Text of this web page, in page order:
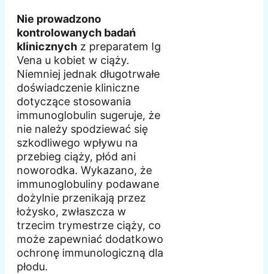
Nie prowadzono
kontrolowanych badań
klinicznych z preparatem Ig
Vena u kobiet w ciąży.
Niemniej jednak długotrwałe
doświadczenie kliniczne
dotyczące stosowania
immunoglobulin sugeruje, że
nie należy spodziewać się
szkodliwego wpływu na
przebieg ciąży, płód ani
noworodka. Wykazano, że
immunoglobuliny podawane
dożylnie przenikają przez
łożysko, zwłaszcza w
trzecim trymestrze ciąży, co
może zapewniać dodatkowo
ochronę immunologiczną dla
płodu.